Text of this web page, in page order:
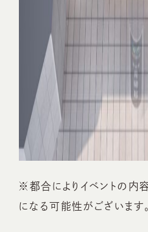
※都合によりイベントの内
になる可能性がございます。